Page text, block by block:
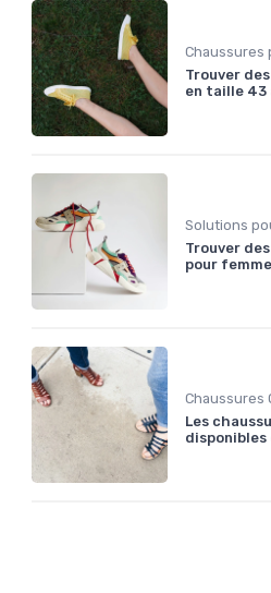
Trouver
en taille 43
Trouver
pour
Les
disponibles